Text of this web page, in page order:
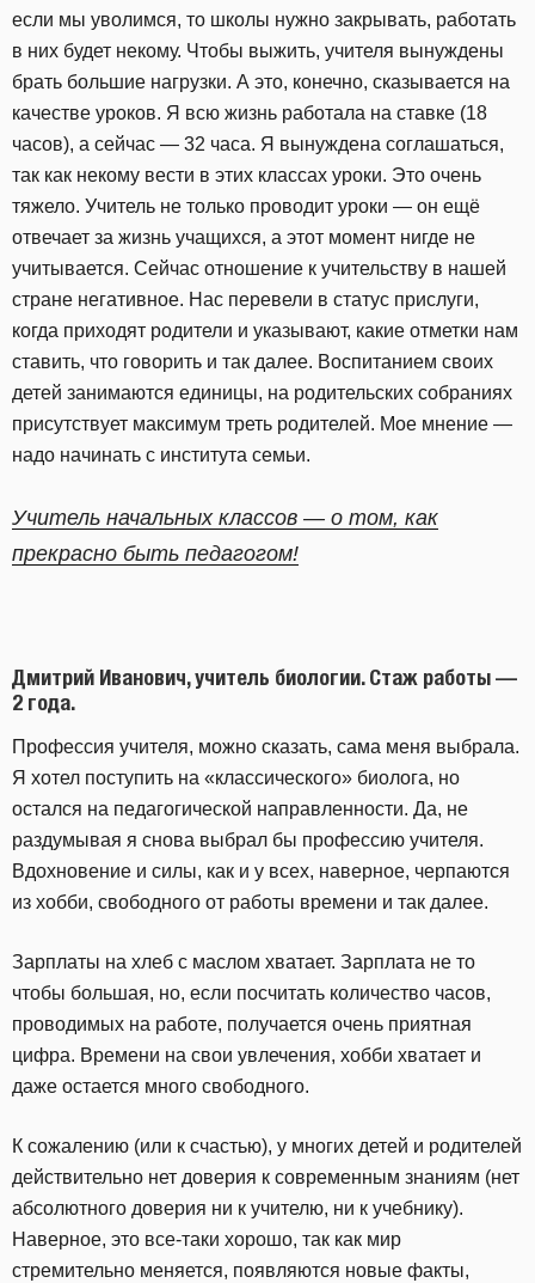
если мы уволимся, то школы нужно закрывать, работать
в них будет некому. Чтобы выжить, учителя вынуждены
брать большие нагрузки. А это, конечно, сказывается на
качестве уроков. Я всю жизнь работала на ставке (18
часов), а сейчас — 32 часа. Я вынуждена соглашаться,
так как некому вести в этих классах уроки. Это очень
тяжело. Учитель не только проводит уроки — он ещё
отвечает за жизнь учащихся, а этот момент нигде не
учитывается. Сейчас отношение к учительству в нашей
стране негативное. Нас перевели в статус прислуги,
когда приходят родители и указывают, какие отметки нам
ставить, что говорить и так далее. Воспитанием своих
детей занимаются единицы, на родительских собраниях
присутствует максимум треть родителей. Мое мнение —
надо начинать с института семьи.
Учитель начальных классов — о том, как
прекрасно быть педагогом!
Дмитрий Иванович, учитель биологии. Стаж работы —
2 года.
Профессия учителя, можно сказать, сама меня выбрала.
Я хотел поступить на «классического» биолога, но
остался на педагогической направленности. Да, не
раздумывая я снова выбрал бы профессию учителя.
Вдохновение и силы, как и у всех, наверное, черпаются
из хобби, свободного от работы времени и так далее.
Зарплаты на хлеб с маслом хватает. Зарплата не то
чтобы большая, но, если посчитать количество часов,
проводимых на работе, получается очень приятная
цифра. Времени на свои увлечения, хобби хватает и
даже остается много свободного.
К сожалению (или к счастью), у многих детей и родителей
действительно нет доверия к современным знаниям (нет
абсолютного доверия ни к учителю, ни к учебнику).
Наверное, это все-таки хорошо, так как мир
стремительно меняется, появляются новые факты,